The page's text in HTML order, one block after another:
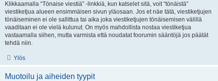
Klikkaamalla “Tönaise viestiä” -linkkiä, kun katselet sitä, voit “tönäistä”
viestiketjua alueen ensimmäisen sivun yläosaan. Jos et näe tätä, viestiketjujen
tönäiseminen ei ole sallittua tai aika joka viestiketjujen tönäisemisen välillä
vaaditaan ei ole vielä kulunut. On myös mahdollista nostaa viestiketjua
vastaamalla siihen, mutta varmista että noudatat foorumin sääntöjä jos päätät
tehdä niin.
Ylös
Muotoilu ja aiheiden tyypit